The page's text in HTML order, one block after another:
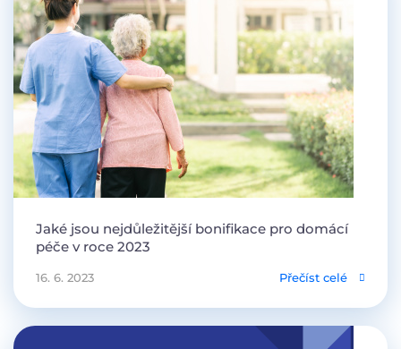
Jaké jsou nejdůležitější bonifikace pro domácí
péče v roce 2023
16. 6. 2023 Přečíst celé